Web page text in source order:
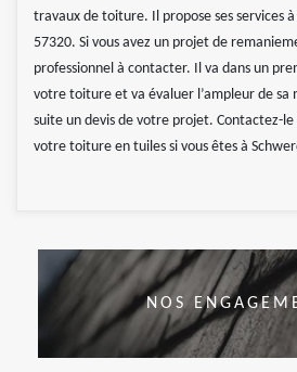
travaux de toiture. Il propose ses services
57320. Si vous avez un projet de
professionnel à contacter. Il va dans un
votre toiture et va évaluer l’ampleur de sa
suite un devis de votre projet. Contactez-
votre toiture en tuiles si vous êtes à
NOS